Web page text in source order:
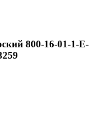
800-16-01-1-Е-